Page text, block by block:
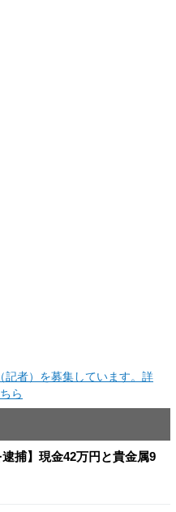
記者）を募集しています。詳
ら
捕】現金42万円と貴金属9